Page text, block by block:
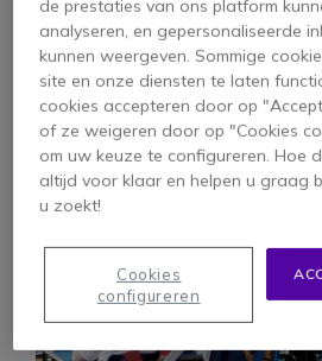
de prestaties van ons platform
analyseren, en gepersonaliseerde
kunnen weergeven. Sommige
site en onze diensten te laten
cookies accepteren door op
of ze weigeren door op "Cookies
om uw keuze te configureren. Hoe
altijd voor klaar en helpen u graag
u zoekt!
Cookies
configureren